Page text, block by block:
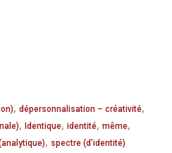
, dépersonnalisation – créativité,
, Identique, identité, même,
, spectre (d’identité)